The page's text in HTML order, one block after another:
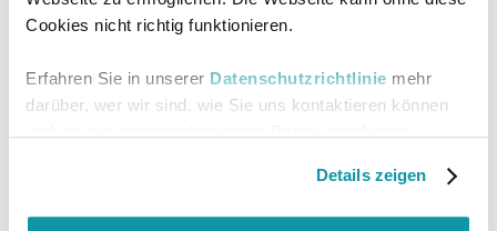
Cookies nicht richtig funktionieren.
Erfahren Sie in unserer Datenschutzrichtlinie mehr
darüber, wer wir sind, wie Sie uns kontaktieren können
Details zeigen